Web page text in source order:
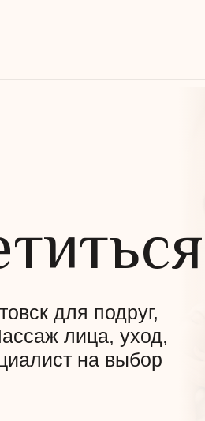
для подруг,
лица, уход,
на выбор